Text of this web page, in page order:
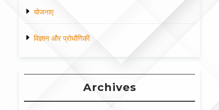
योजनाए
विज्ञान और प्रोधौगिकी
Archives